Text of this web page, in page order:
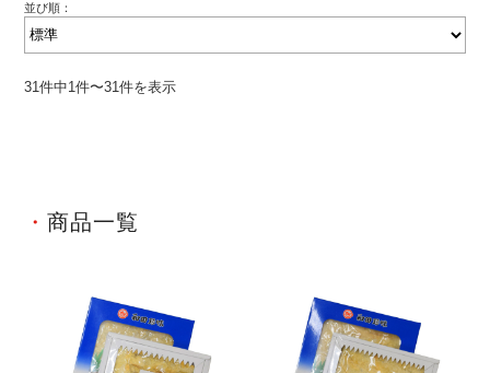
並び順：
31件中1件〜31件を表示
商品一覧